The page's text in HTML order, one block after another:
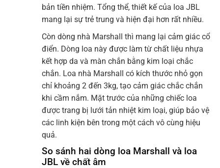
bản tiền nhiệm. Tổng thể, thiết kế của loa JBL
mang lại sự trẻ trung và hiện đại hơn rất nhiều.
Còn dòng nhà Marshall thì mang lại cảm giác cổ
điển. Dòng loa này được làm từ chất liệu nhựa
kết hợp da và màn chắn bằng kim loại chắc
chắn. Loa nhà Marshall có kích thước nhỏ gọn
chỉ khoảng 2 đến 3kg, tạo cảm giác chắc chắn
khi cầm nắm. Mặt trước của những chiếc loa
được trang bị lưới tản nhiệt kim loại, giúp bảo vệ
các linh kiện bên trong một cách vô cùng hiệu
quả.
So sánh hai dòng loa Marshall và loa
JBL về chất âm